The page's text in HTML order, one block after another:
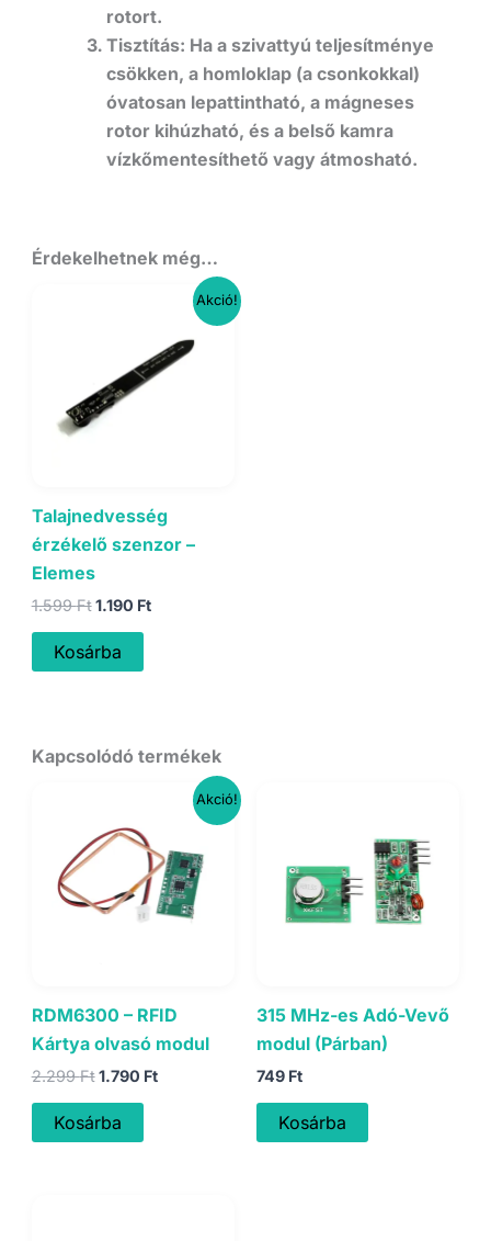
rotort.
Tisztítás: Ha a szivattyú teljesítménye
csökken, a homloklap (a csonkokkal)
óvatosan lepattintható, a mágneses
rotor kihúzható, és a belső kamra
vízkőmentesíthető vagy átmosható.
Érdekelhetnek még…
Akció!
Talajnedvesség
érzékelő szenzor –
Elemes
1.599FtOriginal
was:
1.599 Ft.
1.190 FtCurrent
Kosárba
Kapcsolódó termékek
Akció!
RDM6300 – RFID
Kártya olvasó modul
2.299FtOriginal
was:
2.299 Ft.
1.790 FtCurrent
Kosárba
315 MHz-es Adó-Vevő
modul (Párban)
749 Ft
Kosárba